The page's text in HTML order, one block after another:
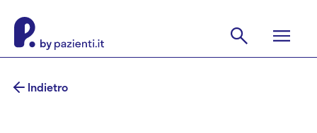
Indietro